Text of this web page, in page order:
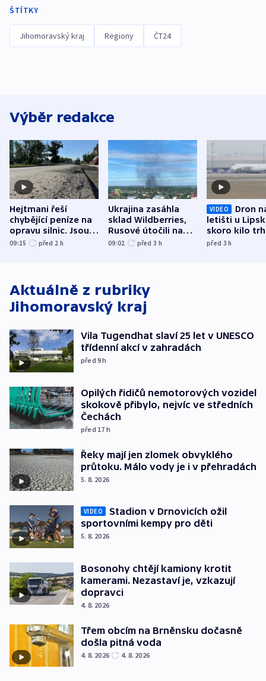
ŠTÍTKY
Jihomoravský kraj Regiony ČT24
Výběr redakce
Hejtmani řeší
chybějící peníze na
opravu silnic. Jsou
nenárokové, namítá
09:15 před 2 h
Ukrajina zasáhla
sklad Wildberries,
Rusové útočili na
trh, hasiče či
09:02 před 3 h
VIDEO
Dron
letišti u
skoro kilo
indicie
před 3h
Aktuálně z rubriky
Jihomoravský kraj
Vila Tugendhat slaví 25 let v UNESCO
třídenní akcí v zahradách
před 9h
Opilých řidičů nemotorových vozidel
skokově přibylo, nejvíc ve středních
Čechách
před 17 h
Řeky mají jen zlomek obvyklého
průtoku. Málo vody je i v přehradách
5. 8. 2026
VIDEO
Stadion v Drnovicích ožil
sportovními kempy pro děti
5. 8. 2026
Bosonohy chtějí kamiony krotit
kamerami. Nezastaví je, vzkazují
dopravci
4. 8. 2026
Třem obcím na Brněnsku dočasně
došla pitná voda
4. 8. 2026 4. 8. 2026